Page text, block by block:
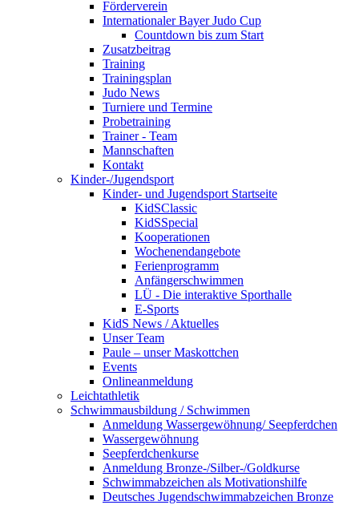
Förderverein
Internationaler Bayer Judo Cup
Countdown bis zum Start
Zusatzbeitrag
Training
Trainingsplan
Judo News
Turniere und Termine
Probetraining
Trainer - Team
Mannschaften
Kontakt
Kinder-/Jugendsport
Kinder- und Jugendsport Startseite
KidSClassic
KidSSpecial
Kooperationen
Wochenendangebote
Ferienprogramm
Anfängerschwimmen
LÜ - Die interaktive Sporthalle
E-Sports
KidS News / Aktuelles
Unser Team
Paule – unser Maskottchen
Events
Onlineanmeldung
Leichtathletik
Schwimmausbildung / Schwimmen
Anmeldung Wassergewöhnung/ Seepferdchen
Wassergewöhnung
Seepferdchenkurse
Anmeldung Bronze-/Silber-/Goldkurse
Schwimmabzeichen als Motivationshilfe
Deutsches Jugendschwimmabzeichen Bronze